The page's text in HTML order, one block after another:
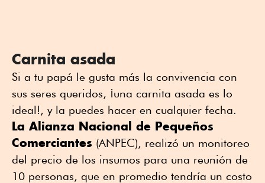
Carnita asada
Si a tu papá le gusta más la convivencia con
sus seres queridos, ¡una carnita asada es lo
ideal!, y la puedes hacer en cualquier fecha.
La Alianza Nacional de Pequeños
Comerciantes (ANPEC), realizó un monitoreo
del precio de los insumos para una reunión de
10 personas, que en promedio tendría un costo